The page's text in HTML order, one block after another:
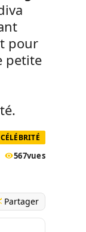
pour
petite
CÉLÉBRITÉ
567vues
Partager